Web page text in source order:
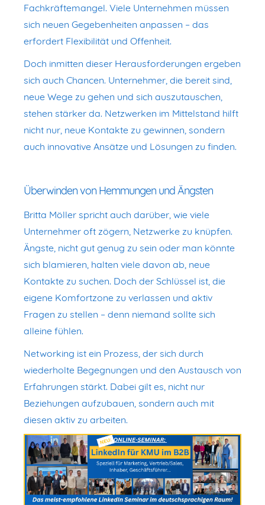
Fachkräftemangel. Viele Unternehmen müssen
sich neuen Gegebenheiten anpassen – das
erfordert Flexibilität und Offenheit.
Doch inmitten dieser Herausforderungen ergeben
sich auch Chancen. Unternehmer, die bereit sind,
neue Wege zu gehen und sich auszutauschen,
stehen stärker da. Netzwerken im Mittelstand hilft
nicht nur, neue Kontakte zu gewinnen, sondern
auch innovative Ansätze und Lösungen zu finden.
Überwinden von Hemmungen und Ängsten
Britta Möller spricht auch darüber, wie viele
Unternehmer oft zögern, Netzwerke zu knüpfen.
Ängste, nicht gut genug zu sein oder man könnte
sich blamieren, halten viele davon ab, neue
Kontakte zu suchen. Doch der Schlüssel ist, die
eigene Komfortzone zu verlassen und aktiv
Fragen zu stellen – denn niemand sollte sich
alleine fühlen.
Networking ist ein Prozess, der sich durch
wiederholte Begegnungen und den Austausch von
Erfahrungen stärkt. Dabei gilt es, nicht nur
Beziehungen aufzubauen, sondern auch mit
diesen aktiv zu arbeiten.